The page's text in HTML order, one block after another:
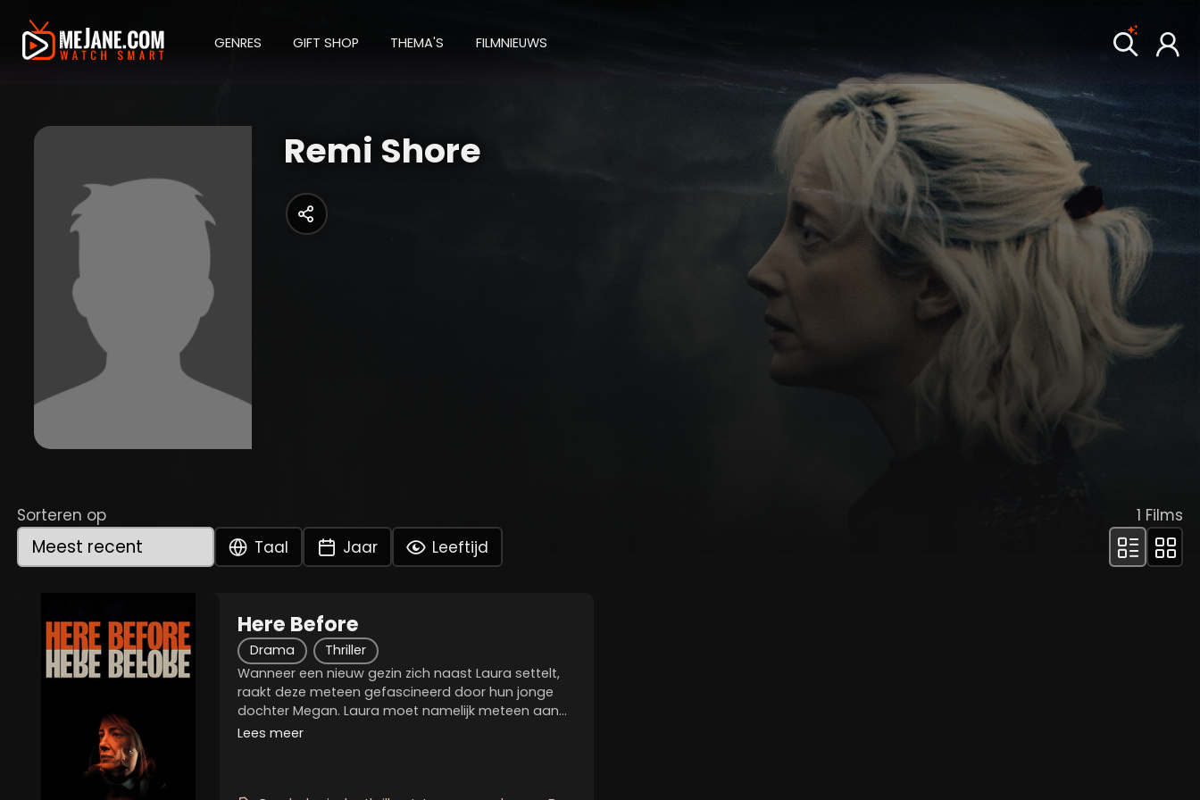
GENRES GIFT SHOP THEMA'S FILMNIEUWS
Remi Shore
Sorteren op
Taal
Jaar Leeftijd
1 Films
Here Before
Drama
Thriller
Wanneer een nieuw gezin zich naast Laura settelt,
raakt deze meteen gefascineerd door hun jonge
dochter Megan. Laura moet namelijk meteen aan
haar eigen dochter terugdenken, die jaren geleden
Lees meer